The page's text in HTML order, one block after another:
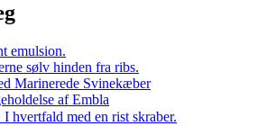
emulsion.
sølv hinden fra ribs.
Marinerede Svinekæber
af Embla
hvertfald med en rist skraber.